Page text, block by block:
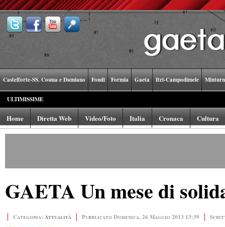
Castelforte-SS. Cosma e Damiano Fondi Formia Gaeta Itri-Campodimele
ULTIMISSIME
Home Diretta Web Video/Foto Italia Cronaca Cultura
GAETA Un mese di
Categoria: Attualità Pubblicato Domenica, 26 Maggio 2013 13:39